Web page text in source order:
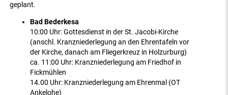
geplant.
Bad Bederkesa
10:00 Uhr: Gottesdienst in der St. Jacobi-Kirche
(anschl. Kranzniederlegung an den Ehrentafeln vor
der Kirche, danach am Fliegerkreuz in Holzurburg)
ca. 11:00 Uhr: Kranzniederlegung am Friedhof in
Fickmühlen
14.00 Uhr: Kranzniederlegung am Ehrenmal (OT
Ankelohe)